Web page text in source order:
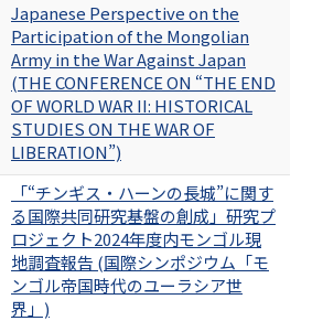
Japanese Perspective on the
Participation of the Mongolian
Army in the War Against Japan
(THE CONFERENCE ON “THE END
OF WORLD WAR II: HISTORICAL
STUDIES ON THE WAR OF
LIBERATION”)
「“チンギス・ハーンの長城”に関す
る国際共同研究基盤の創成」研究プ
ロジェクト2024年度内モンゴル現
地調査報告 (国際シンポジウム「モ
ンゴル帝国時代のユーラシア世
界」)